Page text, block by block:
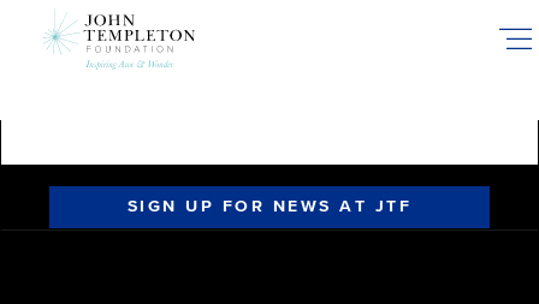
SIGN UP FOR NEWS AT JTF